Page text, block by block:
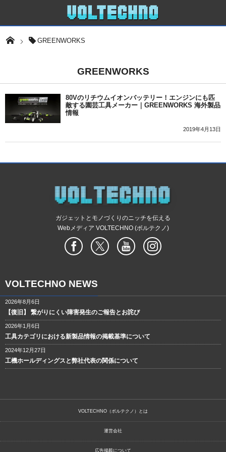
GREENWORKS
GREENWORKS
80Vのリチウムイオンバッテリー！エンジンにも匹
敵する園芸工具メーカー｜GREENWORKS 海外製品
情報
2019年4月13日
ガジェットとモノづくりのニッチを伝える
Webメディア VOLTECHNO (ボルテクノ)
VOLTECHNO NEWS
2026年8月6日
【復旧】 繋がりにくい障害発生のご報告とお詫び
2026年1月6日
工具カテゴリにおける新製品情報の掲載基準について
2024年12月27日
工機ホールディングスと弊社代表の関係について
VOLTECHNO（ボルテクノ）とは
運営会社
広告掲載について